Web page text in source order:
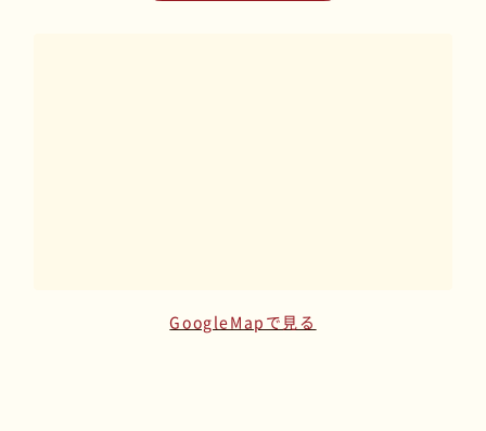
GoogleMapで見る